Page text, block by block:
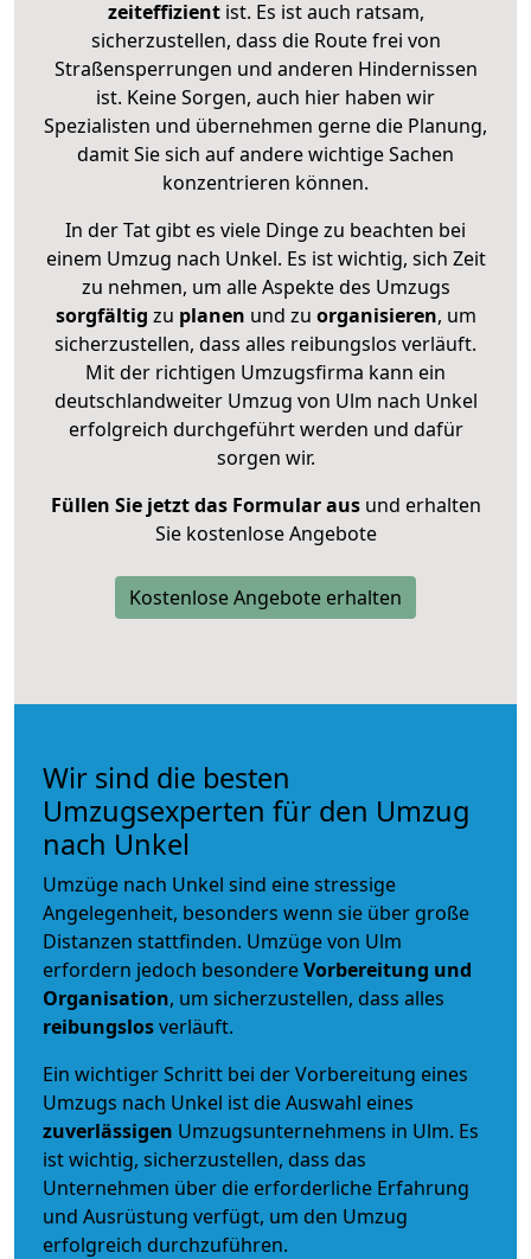
zeiteffizientist. Es ist auch ratsam,
sicherzustellen, dass die Route frei von
Straßensperrungen und anderen Hindernissen
ist. Keine Sorgen, auch hier haben wir
Spezialisten und übernehmen gerne die Planung,
damit Sie sich auf andere wichtige Sachen
konzentrieren können.
In der Tat gibt es viele Dinge zu beachten bei
einem Umzug nach Unkel. Es ist wichtig, sich Zeit
zu nehmen, um alle Aspekte des Umzugs
sorgfältig zu planen und zu organisieren, um
sicherzustellen, dass alles reibungslos verläuft.
Mit der richtigen Umzugsfirma kann ein
deutschlandweiter Umzug von Ulm nach Unkel
erfolgreich durchgeführt werden und dafür
sorgen wir.
Füllen Sie jetzt das Formular ausund erhalten
Sie kostenlose Angebote
Kostenlose Angebote erhalten
Wir sind die besten
Umzugsexperten für den Umzug
nach Unkel
Umzüge nach Unkel sind eine stressige
Angelegenheit, besonders wenn sie über große
Distanzen stattfinden. Umzüge von Ulm
erfordern jedoch besondereVorbereitung und
Organisation, um sicherzustellen, dass alles
reibungslosverläuft.
Ein wichtiger Schritt bei der Vorbereitung eines
Umzugs nach Unkel ist die Auswahl eines
zuverlässigen Umzugsunternehmens in Ulm. Es
ist wichtig, sicherzustellen, dass das
Unternehmen über die erforderliche Erfahrung
und Ausrüstung verfügt, um den Umzug
erfolgreich durchzuführen.